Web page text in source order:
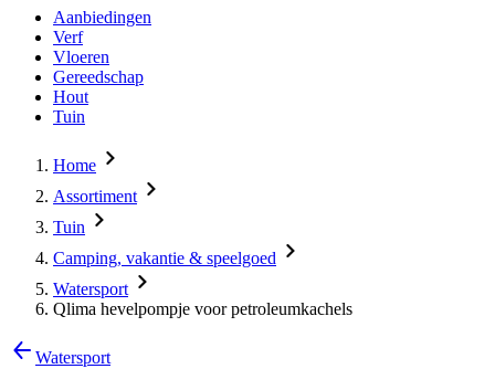
Aanbiedingen
Verf
Vloeren
Gereedschap
Hout
Tuin
Home
Assortiment
Tuin
Camping, vakantie & speelgoed
Watersport
Qlima hevelpompje voor petroleumkachels
Watersport